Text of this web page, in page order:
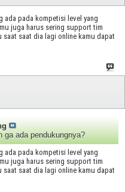
ada pada kompetisi level yang
juga harus sering support tim
saat saat dia lagi online kamu dapat
ga ada pendukungnya?
ada pada kompetisi level yang
juga harus sering support tim
saat saat dia lagi online kamu dapat